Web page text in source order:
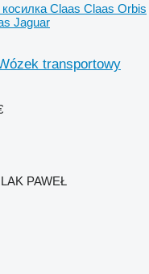
косилка Claas Claas Orbis
Jaguar
transportowy
PAWEŁ